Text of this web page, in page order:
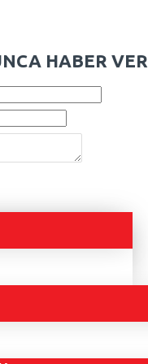
HABER VER